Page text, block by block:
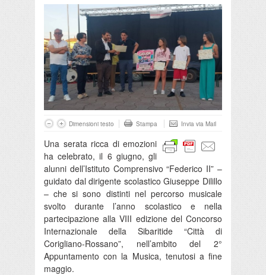
Dimensioni testo Stampa Invia via Mail
Una serata ricca di emozioni
ha celebrato, il 6 giugno, gli
alunni dell’Istituto Comprensivo “Federico II” –
guidato dal dirigente scolastico Giuseppe Dilillo
– che si sono distinti nel percorso musicale
svolto durante l’anno scolastico e nella
partecipazione alla VIII edizione del Concorso
Internazionale della Sibaritide “Città di
Corigliano-Rossano”, nell’ambito del 2°
Appuntamento con la Musica, tenutosi a fine
maggio.